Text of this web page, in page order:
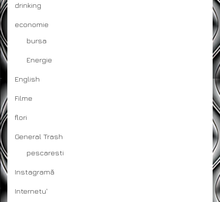
drinking
economie
bursa
Energie
English
Filme
flori
General Trash
pescaresti
Instagramă
Internetu'